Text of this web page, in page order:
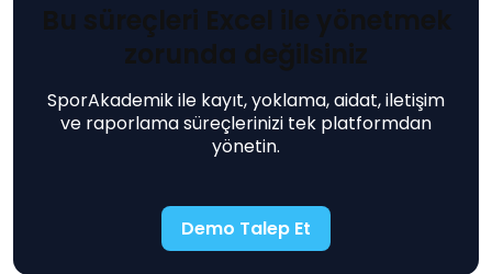
Bu süreçleri Excel ile yönetmek
zorunda değilsiniz
SporAkademik ile kayıt, yoklama, aidat, iletişim
ve raporlama süreçlerinizi tek platformdan
yönetin.
Demo Talep Et